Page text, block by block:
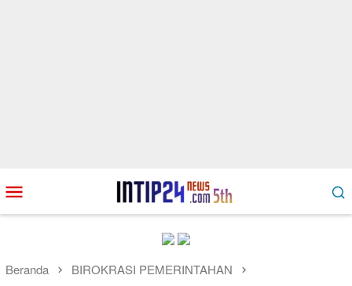
ke
kontenMobile
Beranda BIROKRASI PEMERINTAHAN